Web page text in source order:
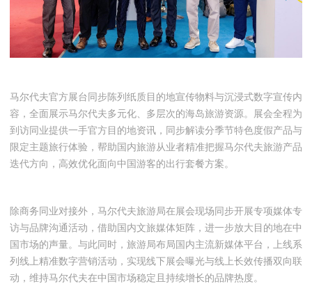
马尔代夫官方展台同步陈列纸质目的地宣传物料与沉浸式数字宣传内
容，全面展示马尔代夫多元化、多层次的海岛旅游资源。展会全程为
到访同业提供一手官方目的地资讯，同步解读分季节特色度假产品与
限定主题旅行体验，帮助国内旅游从业者精准把握马尔代夫旅游产品
迭代方向，高效优化面向中国游客的出行套餐方案。
除商务同业对接外，马尔代夫旅游局在展会现场同步开展专项媒体专
访与品牌沟通活动，借助国内文旅媒体矩阵，进一步放大目的地在中
国市场的声量。与此同时，旅游局布局国内主流新媒体平台，上线系
列线上精准数字营销活动，实现线下展会曝光与线上长效传播双向联
动，维持马尔代夫在中国市场稳定且持续增长的品牌热度。